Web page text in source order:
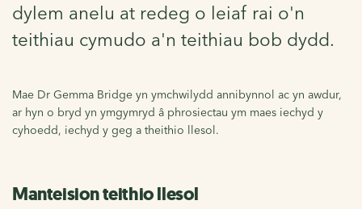
dylem anelu at redeg o leiaf rai o'n
teithiau cymudo a'n teithiau bob dydd.
Mae Dr Gemma Bridge yn ymchwilydd annibynnol ac yn awdur,
ar hyn o bryd yn ymgymryd â phrosiectau ym maes iechyd y
cyhoedd, iechyd y geg a theithio llesol.
Manteision teithio llesol